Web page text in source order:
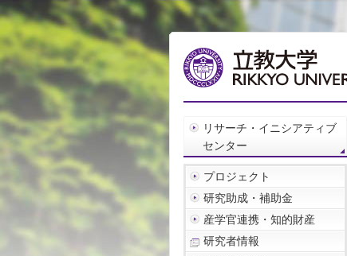
リサーチ・イニシアティブ
センター
プロジェクト
研究助成・補助金
産学官連携・知的財産
研究者情報